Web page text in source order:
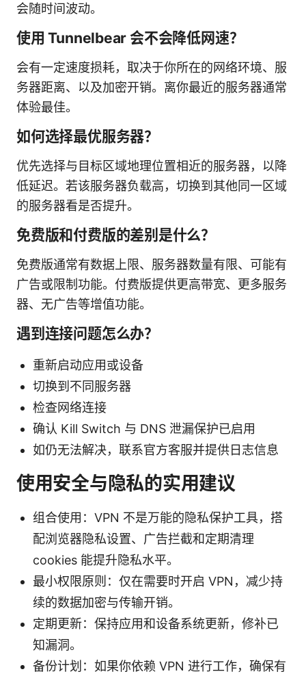
会随时间波动。
使用 Tunnelbear 会不会降低网速？
会有一定速度损耗，取决于你所在的网络环境、服
务器距离、以及加密开销。离你最近的服务器通常
体验最佳。
如何选择最优服务器？
优先选择与目标区域地理位置相近的服务器，以降
低延迟。若该服务器负载高，切换到其他同一区域
的服务器看是否提升。
免费版和付费版的差别是什么？
免费版通常有数据上限、服务器数量有限、可能有
广告或限制功能。付费版提供更高带宽、更多服务
器、无广告等增值功能。
遇到连接问题怎么办？
重新启动应用或设备
切换到不同服务器
检查网络连接
确认 Kill Switch 与 DNS 泄漏保护已启用
如仍无法解决，联系官方客服并提供日志信息
使用安全与隐私的实用建议
组合使用：VPN 不是万能的隐私保护工具，搭
配浏览器隐私设置、广告拦截和定期清理
cookies 能提升隐私水平。
最小权限原则：仅在需要时开启 VPN，减少持
续的数据加密与传输开销。
定期更新：保持应用和设备系统更新，修补已
知漏洞。
备份计划：如果你依赖 VPN 进行工作，确保有